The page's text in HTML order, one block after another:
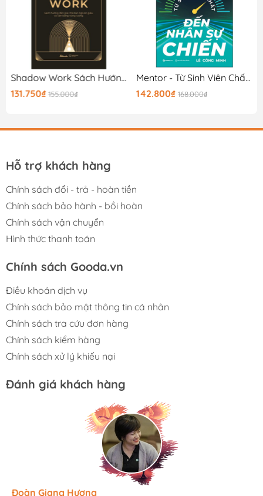
sẽ là 1 cuốn sách quý trên kệ sách của bạn!
Shadow Work Sách Hướng Dẫn Giải Mã Bản Ngã Ẩn Giấu Và Cân Bằng Năng Lượng
131.750₫ 155.000₫
Mentor - Từ Sinh Viên Chất Đến Nhân Sự Chiến
142.800₫ 168.000₫
Hỗ trợ khách hàng
Chính sách đổi - trả - hoàn tiền
Chính sách bảo hành - bồi hoàn
Chính sách vận chuyển
Hình thức thanh toán
Chính sách Gooda.vn
Điều khoản dịch vụ
Chính sách bảo mật thông tin cá nhân
Chính sách tra cứu đơn hàng
Chính sách kiểm hàng
Chính sách xử lý khiếu nại
Đánh giá khách hàng
Hương Suri
Đoàn Giang Hương
Ngọc Anh